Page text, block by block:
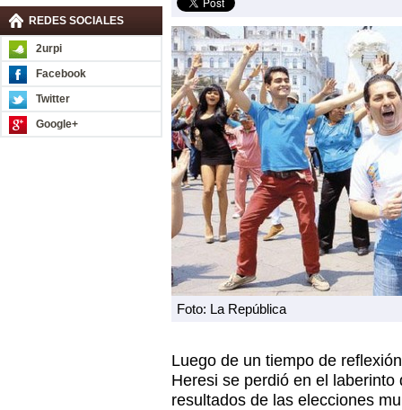
REDES SOCIALES
2urpi
Facebook
Twitter
Google+
Foto: La República
Luego de un tiempo de
Heresi se perdió en el laberinto
resultados de las elecciones